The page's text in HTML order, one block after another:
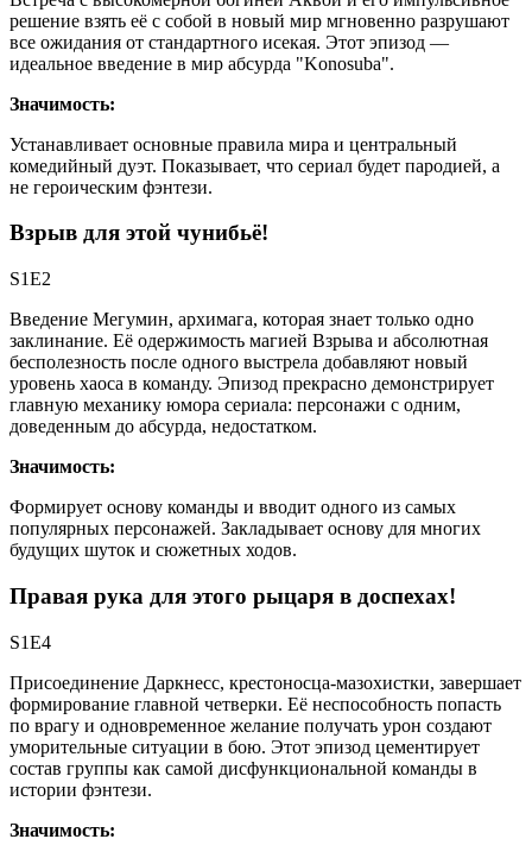
решение взять её с собой в новый мир мгновенно разрушают
все ожидания от стандартного исекая. Этот эпизод —
идеальное введение в мир абсурда "Konosuba".
Значимость:
Устанавливает основные правила мира и центральный
комедийный дуэт. Показывает, что сериал будет пародией, а
не героическим фэнтези.
Взрыв для этой чунибьё!
S1E2
Введение Мегумин, архимага, которая знает только одно
заклинание. Её одержимость магией Взрыва и абсолютная
бесполезность после одного выстрела добавляют новый
уровень хаоса в команду. Эпизод прекрасно демонстрирует
главную механику юмора сериала: персонажи с одним,
доведенным до абсурда, недостатком.
Значимость:
Формирует основу команды и вводит одного из самых
популярных персонажей. Закладывает основу для многих
будущих шуток и сюжетных ходов.
Правая рука для этого рыцаря в доспехах!
S1E4
Присоединение Даркнесс, крестоносца-мазохистки, завершает
формирование главной четверки. Её неспособность попасть
по врагу и одновременное желание получать урон создают
уморительные ситуации в бою. Этот эпизод цементирует
состав группы как самой дисфункциональной команды в
истории фэнтези.
Значимость: